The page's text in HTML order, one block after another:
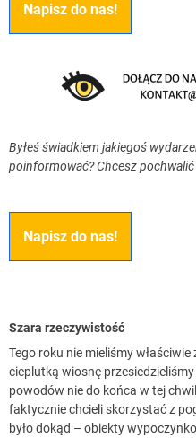
Napisz do nas!
Byłeś świadkiem jakiegoś
poinformować? Chcesz pochwalić
Napisz do nas!
Szara rzeczywistość
Tego roku nie mieliśmy właściwie
cieplutką wiosnę
powodów nie do końca w tej
faktycznie chcieli skorzystać z
było dokąd – obiekty